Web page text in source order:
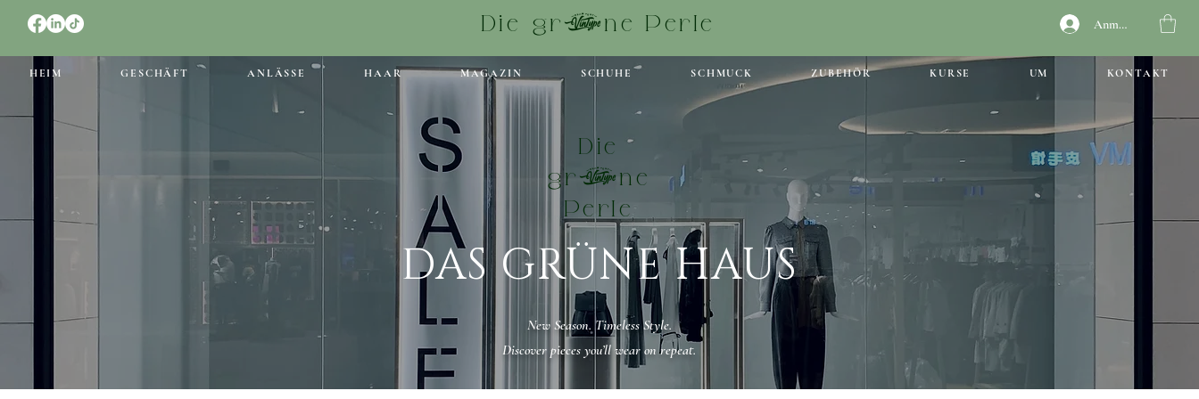
Die grüne Perle Anmelden
HEIM GESCHÄFT ANLÄSSE HAAR MAGAZIN SCHUHE SCHMUCK ZUBEHÖR KURSE UM KONTAKT
Die
grüne
Perle
DAS GRÜNE HAUS
New Season. Timeless Style.
Discover pieces you’ll wear on repeat.